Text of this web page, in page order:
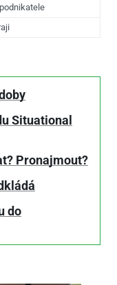
Situational
Pronajmout?
do